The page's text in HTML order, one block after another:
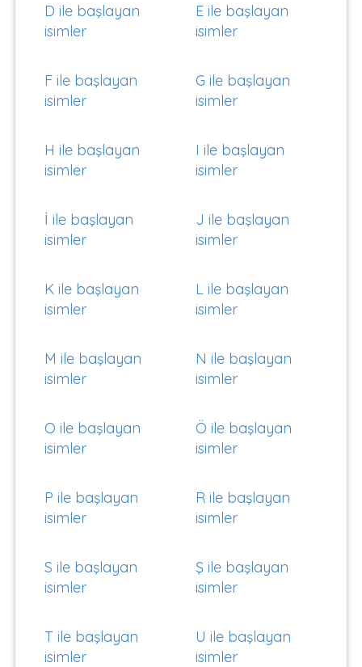
D ile başlayan
isimler
E ile başlayan
isimler
F ile başlayan
isimler
G ile başlayan
isimler
H ile başlayan
isimler
I ile başlayan
isimler
İ ile başlayan
isimler
J ile başlayan
isimler
K ile başlayan
isimler
L ile başlayan
isimler
M ile başlayan
isimler
N ile başlayan
isimler
O ile başlayan
isimler
Ö ile başlayan
isimler
P ile başlayan
isimler
R ile başlayan
isimler
S ile başlayan
isimler
Ş ile başlayan
isimler
T ile başlayan
isimler
U ile başlayan
isimler